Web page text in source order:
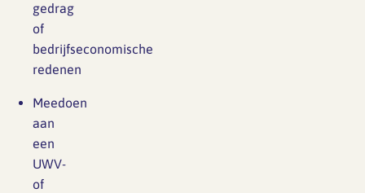
gedrag
of
bedrijfseconomische
redenen
Meedoen
aan
een
UWV-
of